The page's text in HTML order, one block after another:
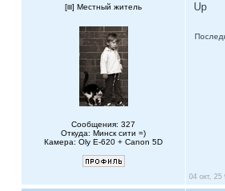
[ ] Местный житель
Сообщения: 327
Откуда: Минск сити =)
Камера: Oly E-620 + Canon 5D
Up
04 окт, 25